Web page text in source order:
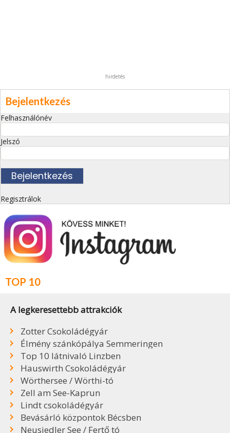
hirdetés
Bejelentkezés
Felhasználónév
Jelszó
Regisztrálok
TOP 10
A legkeresettebb attrakciók
Zotter Csokoládégyár
Élmény szánkópálya Semmeringen
Top 10 látnivaló Linzben
Hauswirth Csokoládégyár
Wörthersee / Wörthi-tó
Zell am See-Kaprun
Lindt csokoládégyár
Bevásárló központok Bécsben
Neusiedler See / Fertő tó